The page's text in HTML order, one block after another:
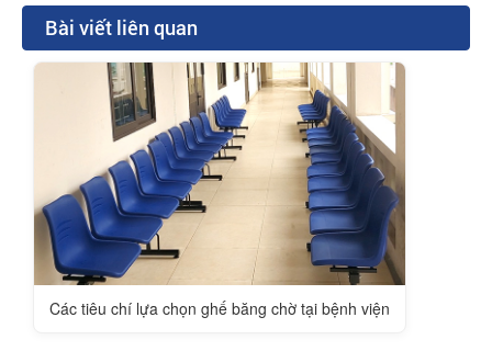
Bài viết liên quan
Các tiêu chí lựa chọn ghế băng chờ tại bệnh viện